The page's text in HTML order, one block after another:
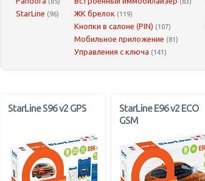
StarLine (96) ЖК брелок (119)
Кнопки в салоне (PIN) (107)
Мобильное приложение (81)
Управления с ключа (141)
StarLine S96 v2 GPS
StarLine E96 v2 ECO
GSM